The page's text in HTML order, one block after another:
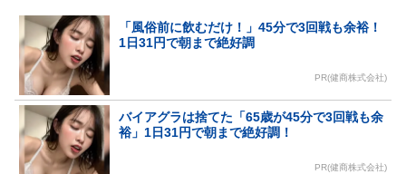
「風俗前に飲むだけ！」45分で3回戦も余裕！
1日31円で朝まで絶好調
PR(健商株式会社)
バイアグラは捨てた「65歳が45分で3回戦も余
裕」1日31円で朝まで絶好調！
PR(健商株式会社)